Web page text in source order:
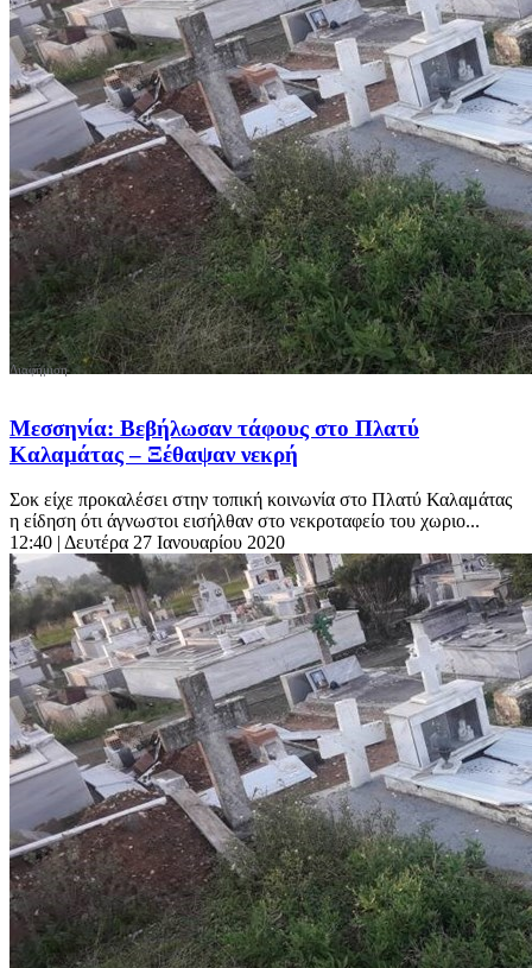
Μεσσηνία: Βεβήλωσαν τάφους στο Πλατύ
Καλαμάτας – Ξέθαψαν νεκρή
Σοκ είχε προκαλέσει στην τοπική κοινωνία στο Πλατύ Καλαμάτας
η είδηση ότι άγνωστοι εισήλθαν στο νεκροταφείο του χωριο...
12:40 | Δευτέρα 27 Ιανουαρίου 2020